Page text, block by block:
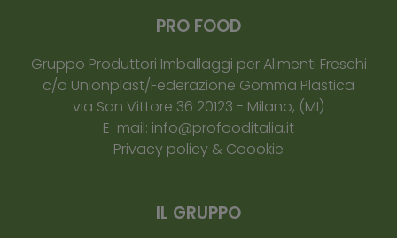
PRO FOOD
Gruppo Produttori Imballaggi per Alimenti Freschi
c/o Unionplast/Federazione Gomma Plastica
via San Vittore 36 20123 - Milano, (MI)
E-mail: info@profooditalia.it
Privacy policy & Coookie
IL GRUPPO